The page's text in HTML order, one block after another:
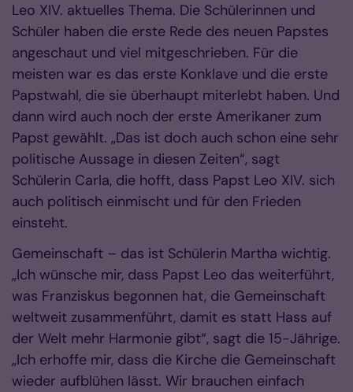
Leo XIV. aktuelles Thema. Die Schülerinnen und
Schüler haben die erste Rede des neuen Papstes
angeschaut und viel mitgeschrieben. Für die
meisten war es das erste Konklave und die erste
Papstwahl, die sie überhaupt miterlebt haben. Und
dann wird auch noch der erste Amerikaner zum
Papst gewählt. „Das ist doch auch schon eine sehr
politische Aussage in diesen Zeiten“, sagt
Schülerin Carla, die hofft, dass Papst Leo XIV. sich
auch politisch einmischt und für den Frieden
einsteht.
Gemeinschaft – das ist Schülerin Martha wichtig.
„Ich wünsche mir, dass Papst Leo das weiterführt,
was Franziskus begonnen hat, die Gemeinschaft
weltweit zusammenführt, damit es statt Hass auf
der Welt mehr Harmonie gibt“, sagt die 15-Jährige.
„Ich erhoffe mir, dass die Kirche die Gemeinschaft
wieder aufblühen lässt. Wir brauchen einfach